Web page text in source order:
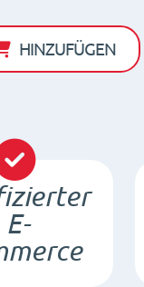
3515
Menge
HINZUFÜGEN
E-